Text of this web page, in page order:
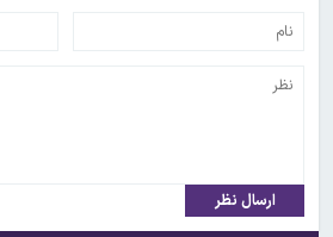
ارسال نظر